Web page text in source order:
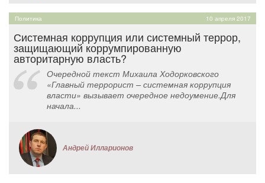
Политика 10 апреля 2017
Системная коррупция или системный террор,
защищающий коррумпированную
авторитарную власть?
Очередной текст Михаила Ходорковского
«Главный террорист – системная коррупция
власти» вызывает очередное недоумение.Для
начала...
Андрей Илларионов